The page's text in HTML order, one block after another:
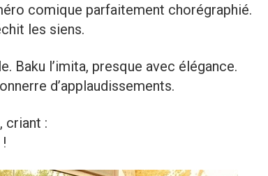
comique parfaitement chorégraphié.
les siens.
Baku l’imita, presque avec élégance.
d’applaudissements.
criant :